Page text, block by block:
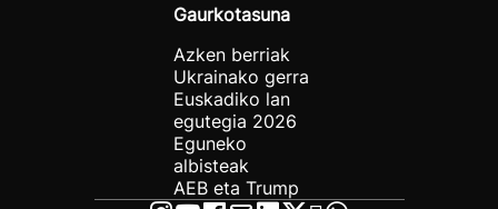
Gaurkotasuna
Azken berriak
Ukrainako gerra
Euskadiko lan
egutegia 2026
Eguneko
albisteak
AEB eta Trump